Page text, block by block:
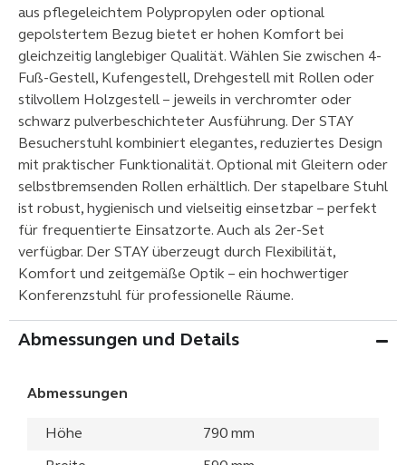
aus pflegeleichtem Polypropylen oder optional
gepolstertem Bezug bietet er hohen Komfort bei
gleichzeitig langlebiger Qualität. Wählen Sie zwischen 4-
Fuß-Gestell, Kufengestell, Drehgestell mit Rollen oder
stilvollem Holzgestell – jeweils in verchromter oder
schwarz pulverbeschichteter Ausführung. Der STAY
Besucherstuhl kombiniert elegantes, reduziertes Design
mit praktischer Funktionalität. Optional mit Gleitern oder
selbstbremsenden Rollen erhältlich. Der stapelbare Stuhl
ist robust, hygienisch und vielseitig einsetzbar – perfekt
für frequentierte Einsatzorte. Auch als 2er-Set
verfügbar. Der STAY überzeugt durch Flexibilität,
Komfort und zeitgemäße Optik – ein hochwertiger
Konferenzstuhl für professionelle Räume.
Abmessungen und Details
Abmessungen
Höhe 790 mm